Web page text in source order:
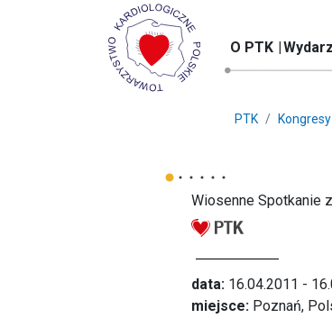
O PTK
PTK
Wiosenne Spotkanie
data: 16.04.2011 -
miejsce: Poznań,